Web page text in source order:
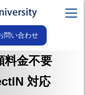
問い合わせ
料金不要
対応